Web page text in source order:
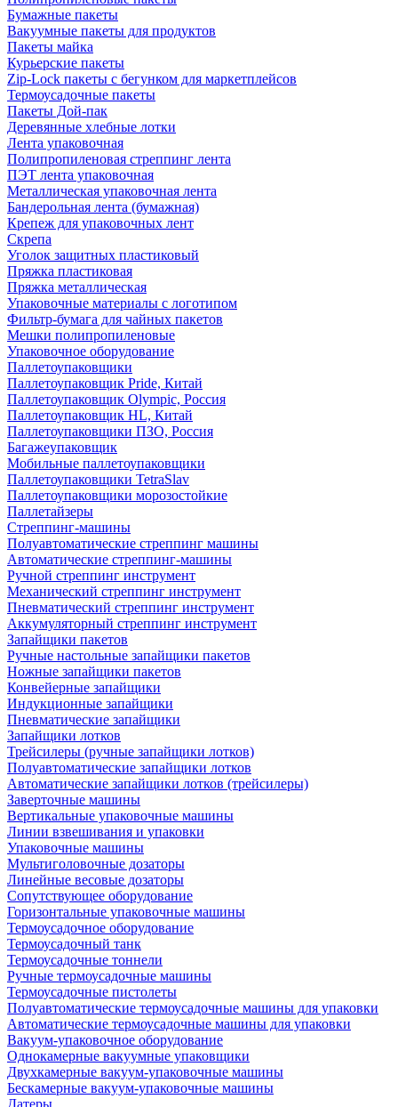
Бумажные пакеты
Вакуумные пакеты для продуктов
Пакеты майка
Курьерские пакеты
Zip-Lock пакеты с бегунком для маркетплейсов
Термоусадочные пакеты
Пакеты Дой-пак
Деревянные хлебные лотки
Лента упаковочная
Полипропиленовая стреппинг лента
ПЭТ лента упаковочная
Металлическая упаковочная лента
Бандерольная лента (бумажная)
Крепеж для упаковочных лент
Скрепа
Уголок защитных пластиковый
Пряжка пластиковая
Пряжка металлическая
Упаковочные материалы с логотипом
Фильтр-бумага для чайных пакетов
Мешки полипропиленовые
Упаковочное оборудование
Паллетоупаковщики
Паллетоупаковщик Pride, Китай
Паллетоупаковщик Olympic, Россия
Паллетоупаковщик HL, Китай
Паллетоупаковщики ПЗО, Россия
Багажеупаковщик
Мобильные паллетоупаковщики
Паллетоупаковщики TetraSlav
Паллетоупаковщики морозостойкие
Паллетайзеры
Стреппинг-машины
Полуавтоматические стреппинг машины
Автоматические стреппинг-машины
Ручной стреппинг инструмент
Механический стреппинг инструмент
Пневматический стреппинг инструмент
Аккумуляторный стреппинг инструмент
Запайщики пакетов
Ручные настольные запайщики пакетов
Ножные запайщики пакетов
Конвейерные запайщики
Индукционные запайщики
Пневматические запайщики
Запайщики лотков
Трейсилеры (ручные запайщики лотков)
Полуавтоматические запайщики лотков
Автоматические запайщики лотков (трейсилеры)
Заверточные машины
Вертикальные упаковочные машины
Линии взвешивания и упаковки
Упаковочные машины
Мультиголовочные дозаторы
Линейные весовые дозаторы
Сопутствующее оборудование
Горизонтальные упаковочные машины
Термоусадочное оборудование
Термоусадочный танк
Термоусадочные тоннели
Ручные термоусадочные машины
Термоусадочные пистолеты
Полуавтоматические термоусадочные машины для упаковки
Автоматические термоусадочные машины для упаковки
Вакуум-упаковочное оборудование
Однокамерные вакуумные упаковщики
Двухкамерные вакуум-упаковочные машины
Бескамерные вакуум-упаковочные машины
Датеры